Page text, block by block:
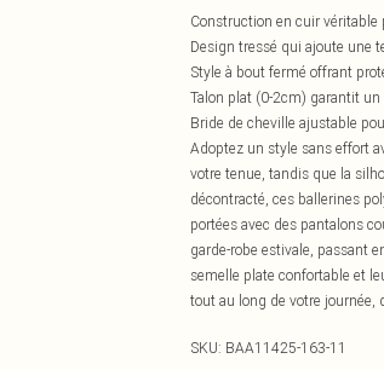
Construction en cuir
Design tressé qui ajoute une
Style à bout fermé offrant
Talon plat (0-2cm) garantit
Bride de cheville ajustable
Adoptez un style sans effort
votre tenue, tandis que la
décontracté, ces ballerines
portées avec des pantalons
garde-robe estivale, passant
semelle plate confortable et
tout au long de votre journée,
SKU: BAA11425-163-11